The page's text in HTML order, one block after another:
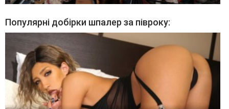
Популярні добірки шпалер за півроку: